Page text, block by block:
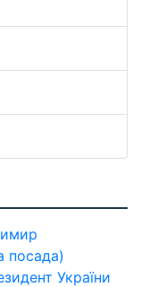
посада)
України